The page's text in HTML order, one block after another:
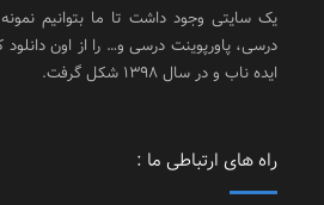
یک سایتی وجود داشت تا ما بتوانیم
درسی، پاورپوینت درسی و… را از اون
ایده ناب و در سال 1398 شکل گرفت.
راه های ارتباطی ما :